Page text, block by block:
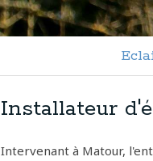
Installateur
Intervenant à Matour,